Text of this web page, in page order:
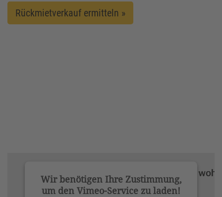
Rückmietverkauf ermitteln »
Wir benötigen Ihre Zustimmung,
um den Vimeo-Service zu laden!